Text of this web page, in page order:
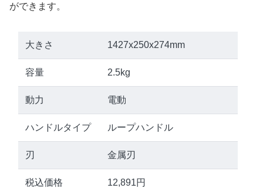
ができます。
大きさ 1427x250x274mm
容量 2.5kg
動力 電動
ハンドルタイプ ループハンドル
刃 金属刃
税込価格 12,891円